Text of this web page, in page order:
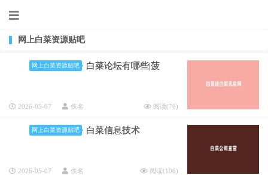
网上白菜资源贴吧
网上白菜资源贴吧 白菜论坛有哪些|菠
2026-05-07 佚名 阅读(76)
网上白菜资源贴吧 白菜信息技术
2026-05-07 佚名 阅读(106)